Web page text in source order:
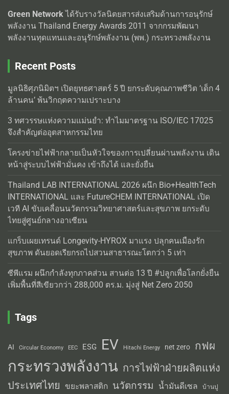
Green Network ได้รับรางวัลนิตยสารส่งเสริมด้านการอนุรักษ์
พลังงาน Thailand Energy Awards 2011 จากกรมพัฒนา
พลังงานทุดแทนและอนุรักษ์พลังงาน (พพ.) กระทรวงพลังงาน
Recent Posts
มูลนิธิศุภนิมิตฯ เปิดยุทธศาสตร์ 5 ปี ยกระดับคุณภาพชีวิต ‘เด็ก 4
ล้านคน’ พ้นวิกฤตความเปราะบาง
3 ทศวรรษแห่งความแม่นยำ: ทำไมมาตรฐาน ISO/IEC 17025
จึงสำคัญต่ออุตสาหกรรมไทย
โครงข่ายไฟฟ้ากลายเป็นหัวใจของการเปลี่ยนผ่านพลังงาน เดิน
หน้าสู่ระบบไฟฟ้ามั่นคง เข้าถึงได้ และยั่งยืน
Thailand LAB INTERNATIONAL 2026 ผนึก Bio+HealthTech
INTERNATIONAL และ FutureCHEM INTERNATIONAL เปิด
เวที AI ขับเคลื่อนนวัตกรรมวิทยาศาสตร์และสุขภาพ ยกระดับ
ไทยสู่ศูนย์กลางอาเซียน
แกร็บเผยเทรนด์ Longevity-HYROX มาแรง ปลุกคนเมืองรัก
สุขภาพ ดันยอดเรียกรถไปสวนสาธารณะโตกว่า 5 เท่า
ซีพีแรม ผนึกกำลังทุกภาคส่วน สานต่อ 13 ปี #ปลูกเพื่อโลกยั่งยืน
เพิ่มพื้นที่สีเขียวกว่า 288,000 ตร.ม. มุ่งสู่ Net Zero 2050
Tags
AI Circular Economy EEC ESG EV Hitachi Energy net zero กฟผ
กระทรวงพลังงาน การไฟฟ้าฝ่ายผลิตแห่ง
ประเทศไทย
ขยะพลาสติก นวัตกรรม น้ำมันดีเซล บ้านปู